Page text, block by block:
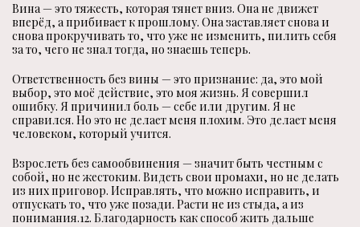
Вина — это тяжесть, которая тянет вниз. Она не движет
вперёд, а прибивает к прошлому. Она заставляет снова и
снова прокручивать то, что уже не изменить, пилить себя
за то, чего не знал тогда, но знаешь теперь.
Ответственность без вины — это признание: да, это мой
выбор, это моё действие, это моя жизнь. Я совершил
ошибку. Я причинил боль — себе или другим. Я не
справился. Но это не делает меня плохим. Это делает меня
человеком, который учится.
Взрослеть без самообвинения — значит быть честным с
собой, но не жестоким. Видеть свои промахи, но не делать
из них приговор. Исправлять, что можно исправить, и
отпускать то, что уже позади. Расти не из стыда, а из
понимания.12. Благодарность как способ жить дальше